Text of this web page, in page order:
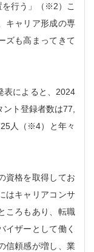
を⾏う」（※2）こ
キャリア形成の専
ズも高まってきて
表によると、2024
ト登録者数は77,
人（※4）と年々
資格を取得してお
はキャリアコンサ
ころもあり、転職
イザーとして働く
信頼感が増し、業